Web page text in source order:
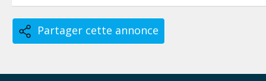
Partager cette annonce